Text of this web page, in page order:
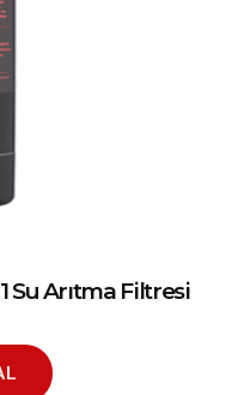
Su Arıtma Filtresi